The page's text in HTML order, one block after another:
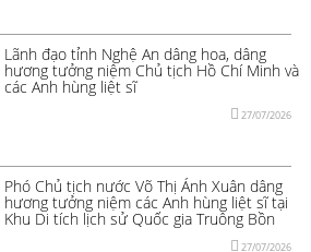
Lãnh đạo tỉnh Nghệ An dâng hoa, dâng
hương tưởng niệm Chủ tịch Hồ Chí Minh và
các Anh hùng liệt sĩ
27/07/2026
Phó Chủ tịch nước Võ Thị Ánh Xuân dâng
hương tưởng niệm các Anh hùng liệt sĩ tại
Khu Di tích lịch sử Quốc gia Truông Bồn
27/07/2026